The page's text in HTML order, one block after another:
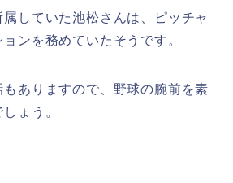
していた池松さんは、ピッチャ
ンを務めていたそうです。
ありますので、野球の腕前を素
ょう。